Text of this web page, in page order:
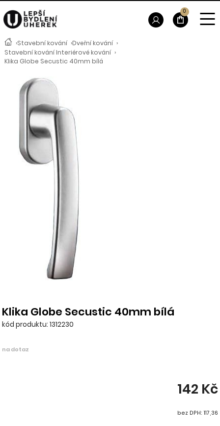
›Stavební kování ›Dveřní kování ›
Stavební kování Interiérové kování ›
Klika Globe Secustic 40mm bílá
Klika Globe Secustic 40mm bílá
kód produktu: 1312230
na dotaz
142 Kč
bez DPH: 117,36
0